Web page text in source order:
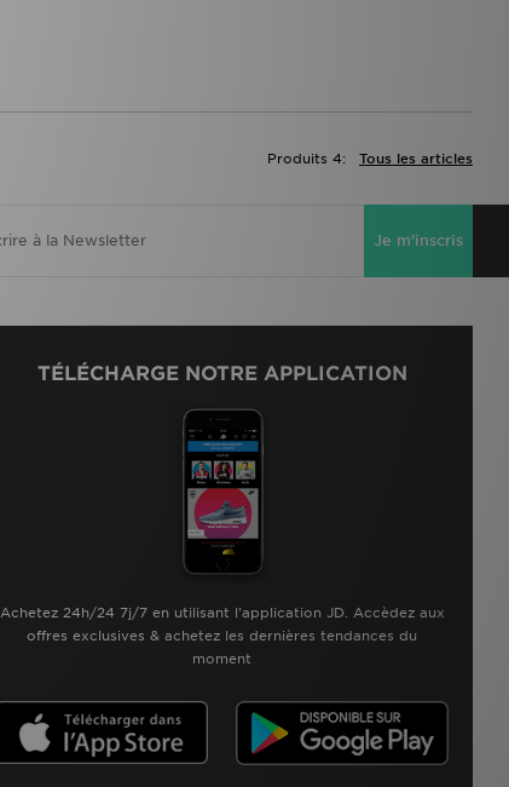
Tous les articles
Produits 4:
Je m'inscris
TÉLÉCHARGE NOTRE APPLICATION
Achetez 24h/24 7j/7 en utilisant l'application JD. Accèdez aux
offres exclusives & achetez les dernières tendances du
moment